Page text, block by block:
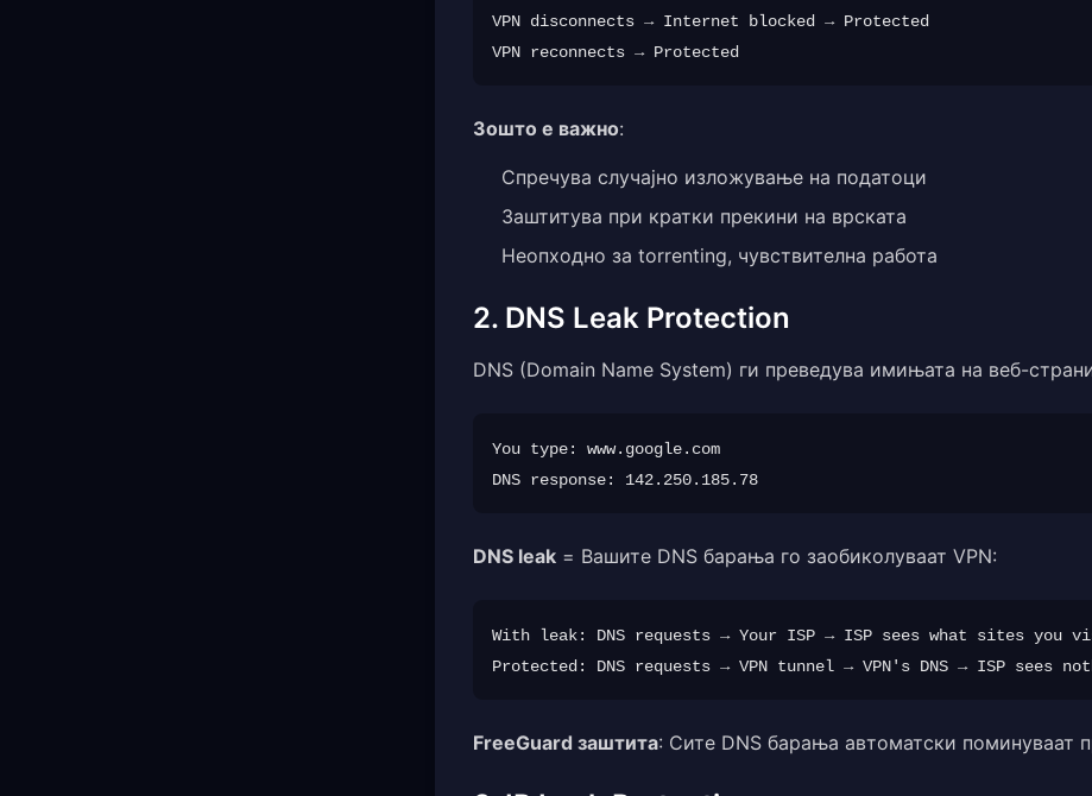
VPN disconnects → Internet blocked → Protected
Зошто е важно:
Спречува случајно изложување на податоци
Заштитува при кратки прекини на врската
Неопходно за torrenting, чувствителна работа
2. DNS Leak Protection
DNS (Domain Name System) ги преведува имињата на веб-
You type: www.google.com
DNS leak = Вашите DNS барања го заобиколуваат VPN:
With leak: DNS requests → Your ISP → ISP sees what sites you
FreeGuard заштита: Сите DNS барања автоматски поминуваат